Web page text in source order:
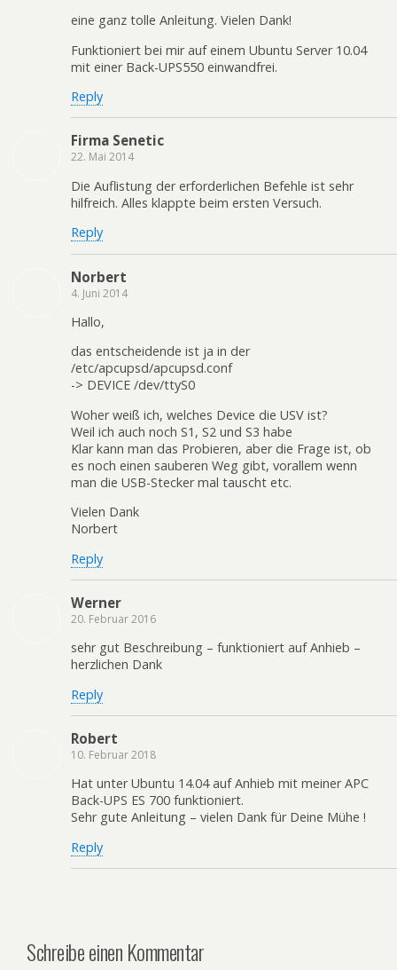
eine ganz tolle Anleitung. Vielen Dank!
Funktioniert bei mir auf einem Ubuntu Server 10.04
mit einer Back-UPS550 einwandfrei.
Reply
Firma Senetic
22. Mai 2014
Die Auflistung der erforderlichen Befehle ist sehr
hilfreich. Alles klappte beim ersten Versuch.
Reply
Norbert
4. Juni 2014
Hallo,
das entscheidende ist ja in der
/etc/apcupsd/apcupsd.conf
-> DEVICE /dev/ttyS0
Woher weiß ich, welches Device die USV ist?
Weil ich auch noch S1, S2 und S3 habe
Klar kann man das Probieren, aber die Frage ist, ob
es noch einen sauberen Weg gibt, vorallem wenn
man die USB-Stecker mal tauscht etc.
Vielen Dank
Norbert
Reply
Werner
20. Februar 2016
sehr gut Beschreibung – funktioniert auf Anhieb –
herzlichen Dank
Reply
Robert
10. Februar 2018
Hat unter Ubuntu 14.04 auf Anhieb mit meiner APC
Back-UPS ES 700 funktioniert.
Sehr gute Anleitung – vielen Dank für Deine Mühe !
Reply
Schreibe einen Kommentar